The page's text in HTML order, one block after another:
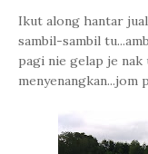
Ikut along hantar
sambil-sambil
pagi nie gelap je nak
menyenangkan...jom